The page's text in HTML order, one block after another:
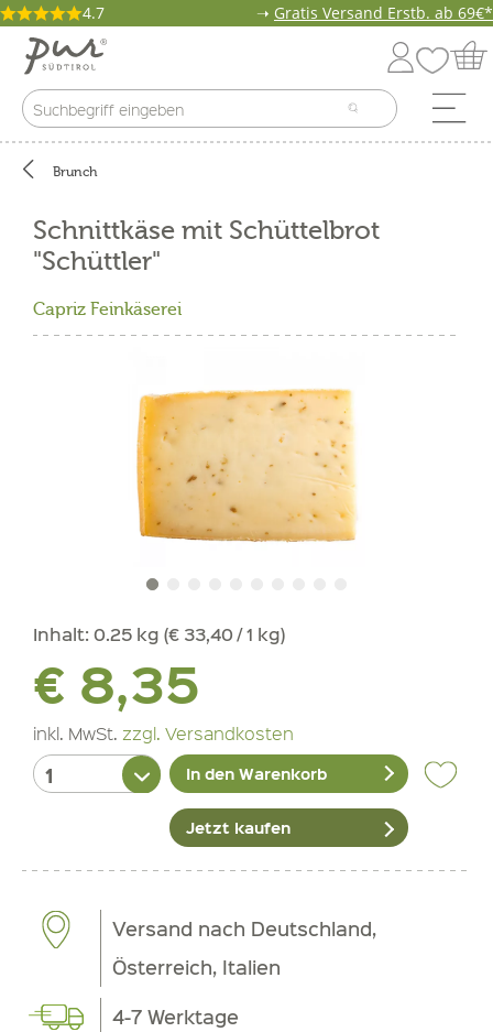
4.7 ➝ Gratis Versand Erstb. ab 69€*
Brunch
Schnittkäse mit Schüttelbrot
"Schüttler"
Capriz Feinkäserei
Inhalt: 0.25 kg (€ 33,40 / 1 kg)
€ 8,35
inkl. MwSt. zzgl. Versandkosten
In den Warenkorb
Jetzt kaufen
Versand nach Deutschland,
Österreich, Italien
4-7 Werktage